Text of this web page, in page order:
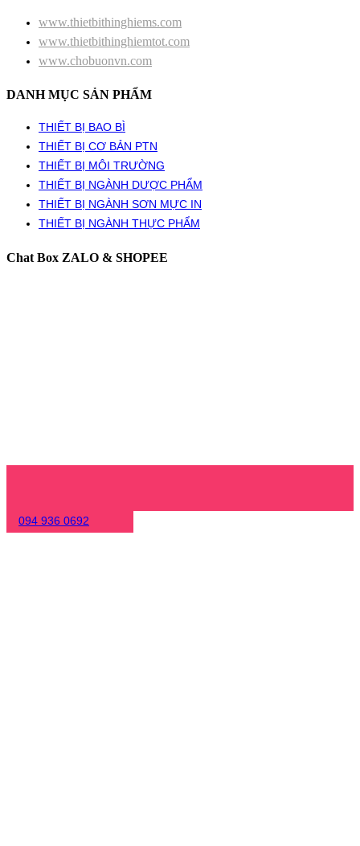
www.thietbithinghiems.com
www.thietbithinghiemtot.com
www.chobuonvn.com
DANH MỤC SẢN PHẨM
THIẾT BỊ BAO BÌ
THIẾT BỊ CƠ BẢN PTN
THIẾT BỊ MÔI TRƯỜNG
THIẾT BỊ NGÀNH DƯỢC PHẨM
THIẾT BỊ NGÀNH SƠN MỰC IN
THIẾT BỊ NGÀNH THỰC PHẨM
Chat Box ZALO & SHOPEE
094 936 0692